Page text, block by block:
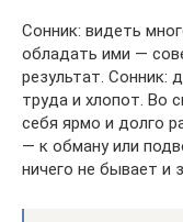
Сонник: видеть
обладать ими —
результат. Сонник:
труда и хлопот. Во
себя ярмо и долго
— к обману или
ничего не бывает и